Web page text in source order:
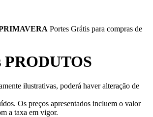
Portes Grátis para compras de
PRODUTOS
ilustrativas, poderá haver alteração de
Os preços apresentados incluem o valor
a taxa em vigor.